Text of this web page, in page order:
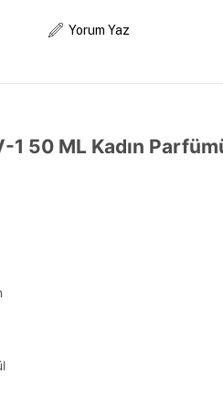
Yorum Yaz
1 50 ML Kadın